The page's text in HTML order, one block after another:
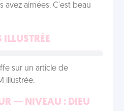
avez aimées. C'est beau
sur un article de
illustrée.
— NIVEAU : DIEU